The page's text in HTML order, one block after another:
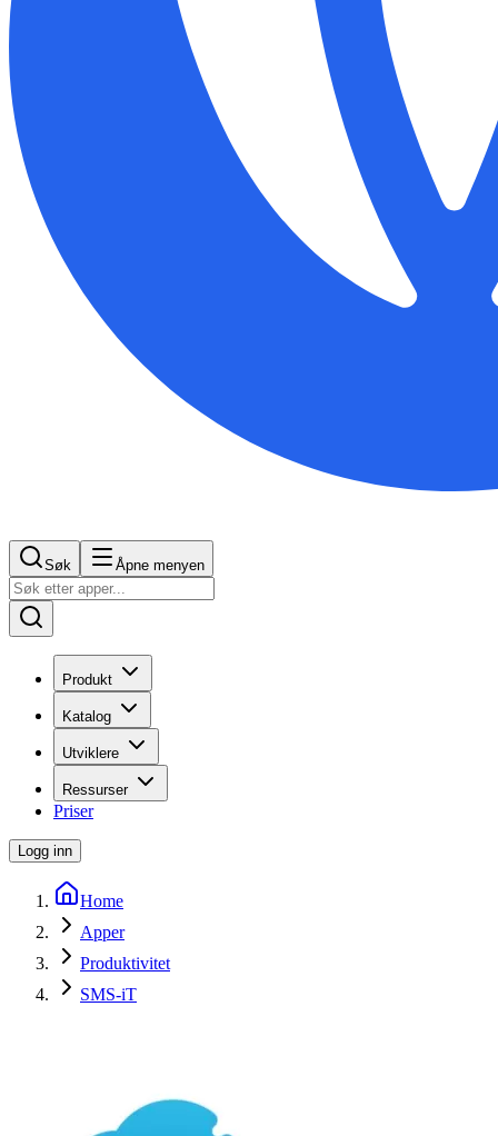
Søk Åpne menyen
Produkt
Katalog
Utviklere
Ressurser
Priser
Logg inn
Home
Apper
Produktivitet
SMS-iT